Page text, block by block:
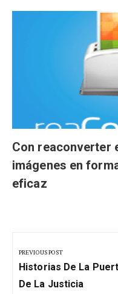
Con reaconverter
imágenes en
eficaz
de
entradas
PREVIOUS POST
Previous
Post:
Historias De La
De La Justicia